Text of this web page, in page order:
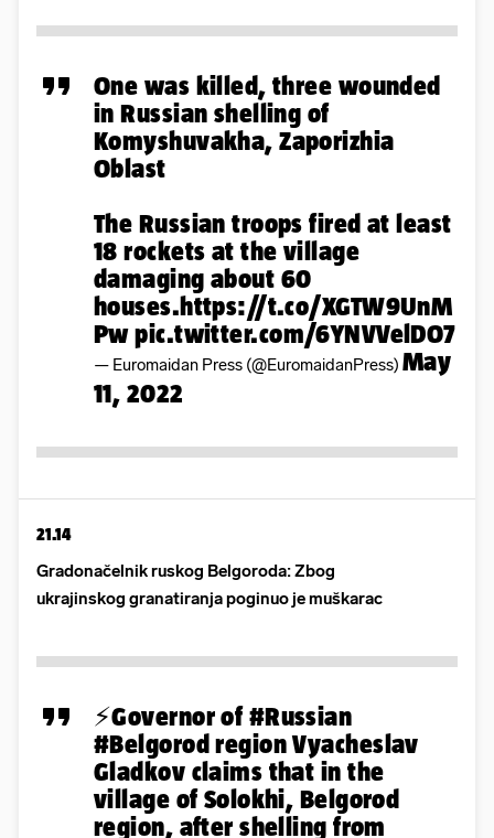
One was killed, three wounded
in Russian shelling of
Komyshuvakha, Zaporizhia
Oblast
The Russian troops fired at least
18 rockets at the village
damaging about 60
houses.https://t.co/XGTW9UnM
Pw pic.twitter.com/6YNVVelDO7
— Euromaidan Press (@EuromaidanPress) May
11, 2022
21.14
Gradonačelnik ruskog Belgoroda: Zbog
ukrajinskog granatiranja poginuo je muškarac
⚡️Governor of#Russian
#Belgorod region Vyacheslav
Gladkov claims that in the
village of Solokhi, Belgorod
region, after shelling from